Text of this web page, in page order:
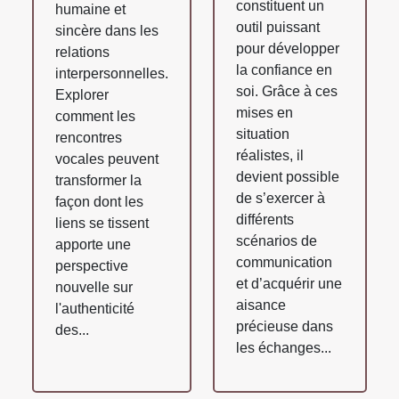
humaine et
sincère dans les
relations
interpersonnelles.
Explorer
comment les
rencontres
vocales peuvent
transformer la
façon dont les
liens se tissent
apporte une
perspective
nouvelle sur
l'authenticité
des...
constituent un
outil puissant
pour développer
la confiance en
soi. Grâce à ces
mises en
situation
réalistes, il
devient possible
de s’exercer à
différents
scénarios de
communication
et d’acquérir une
aisance
précieuse dans
les échanges...